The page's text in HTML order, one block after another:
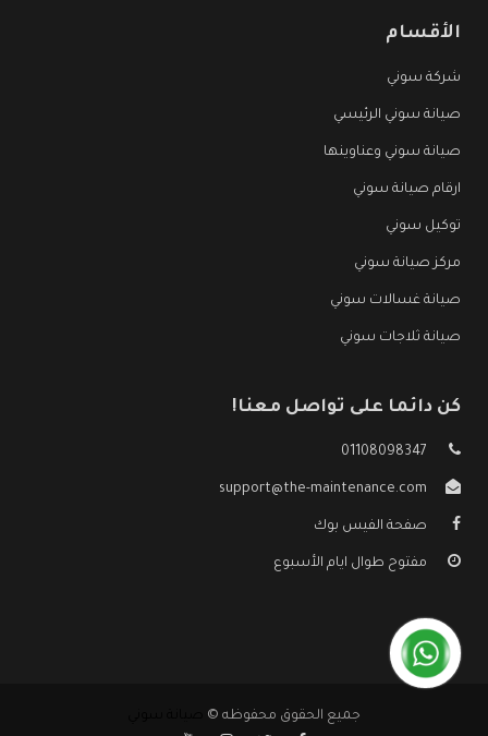
الأقسام
شركة سوني
صيانة سوني الرئيسي
صيانة سوني وعناوينها
ارقام صيانة سوني
توكيل سوني
مركز صيانة سوني
صيانة غسالات سوني
صيانة ثلاجات سوني
كن دائما على تواصل معنا!
01108098347
support@the-maintenance.com
صفحة الفيس بوك
مفتوح طوال ايام الأسبوع
جميع الحقوق محفوظه ©